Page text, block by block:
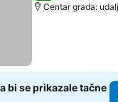
Centar grada:
bi se prikazale tačne